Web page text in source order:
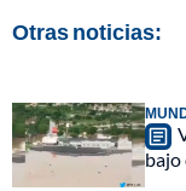
Otras noticias:
bajo